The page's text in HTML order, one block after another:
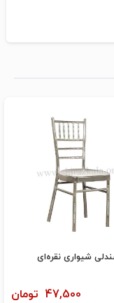
شیواری نقره‌ای
47,500 تومان